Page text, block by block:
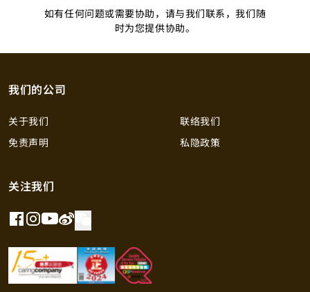
如有任何问题或需要协助，请与我们联系，我们随
时为您提供协助。
我们的公司
关于我们
联络我们
免责声明
私隐政策
关注我们